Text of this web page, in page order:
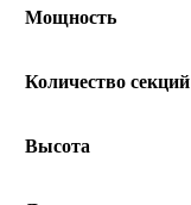
Мощность
Количество секций
Высота